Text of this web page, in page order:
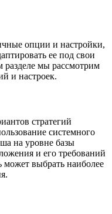
опции и настройки,
ее под свои
разделе мы рассмотрим
и настроек.
стратегий
системного
на уровне базы
и его требований
может выбрать наиболее